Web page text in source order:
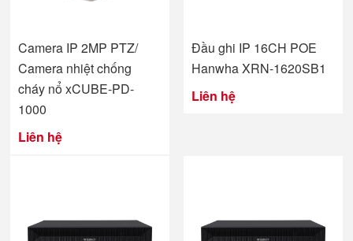
Camera IP 2MP PTZ/
Camera nhiệt chống
cháy nổ xCUBE-PD-
1000
Liên hệ
Đầu ghi IP 16CH POE
Hanwha XRN-1620SB1
Liên hệ